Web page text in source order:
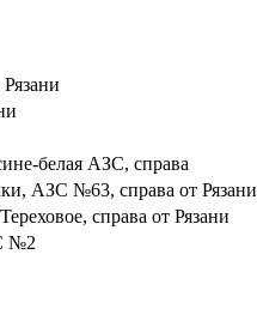
белая АЗС, справа
АЗС №63, справа от Рязани
справа от Рязани
№2